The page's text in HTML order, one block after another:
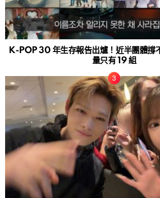
K-POP 30 年生存報告出爐！近半團體撐
量只有 19 組